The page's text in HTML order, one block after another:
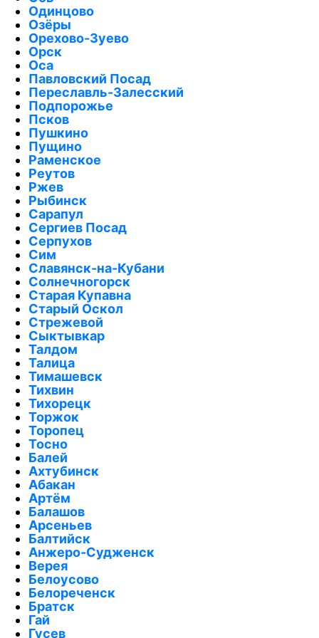
Одинцово
Озёры
Орехово-Зуево
Орск
Оса
Павловский Посад
Переславль-Залесский
Подпорожье
Псков
Пушкино
Пущино
Раменское
Реутов
Ржев
Рыбинск
Сарапул
Сергиев Посад
Серпухов
Сим
Славянск-на-Кубани
Солнечногорск
Старая Купавна
Старый Оскол
Стрежевой
Сыктывкар
Талдом
Талица
Тимашевск
Тихвин
Тихорецк
Торжок
Торопец
Тосно
Балей
Ахтубинск
Абакан
Артём
Балашов
Арсеньев
Балтийск
Анжеро-Судженск
Верея
Белоусово
Белореченск
Братск
Гай
Гусев